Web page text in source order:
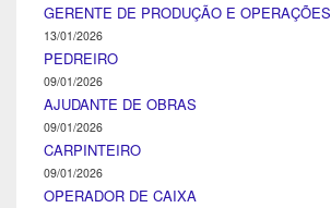
GERENTE DE PRODUÇÃO E OPERAÇÕES
13/01/2026
PEDREIRO
09/01/2026
AJUDANTE DE OBRAS
09/01/2026
CARPINTEIRO
09/01/2026
OPERADOR DE CAIXA